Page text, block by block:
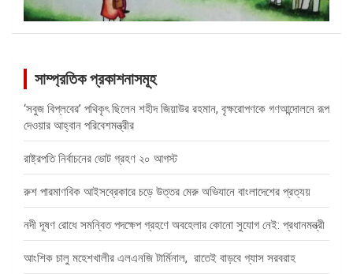
সাম্প্রতিক প্রকাশনাসমূহ
‘সবুজ বিপ্লবের’ পথিকৃৎ ছিলেন শহীদ জিয়াউর রহমান, বৃক্ষরোপণকে গণআন্দোলনে রূপ
দেওয়ার আহ্বান পরিবেশমন্ত্রীর
রাষ্ট্রপতি নির্বাচনের ভোট গ্রহণ ২০ আগস্ট
রুশ পারমাণবিক আইসব্রেকারে চড়ে উত্তর মেরু অভিযানে বাংলাদেশের প্রত্যয়
নদী দূষণ রোধে সমন্বিত পদক্ষেপ গ্রহণে অবহেলার কোনো সুযোগ নেই: প্রধানমন্ত্রী
আংশিক চালু মহেশখালীর এলএনজি টার্মিনাল, রাতেই বাড়বে গ্যাস সরবরাহ